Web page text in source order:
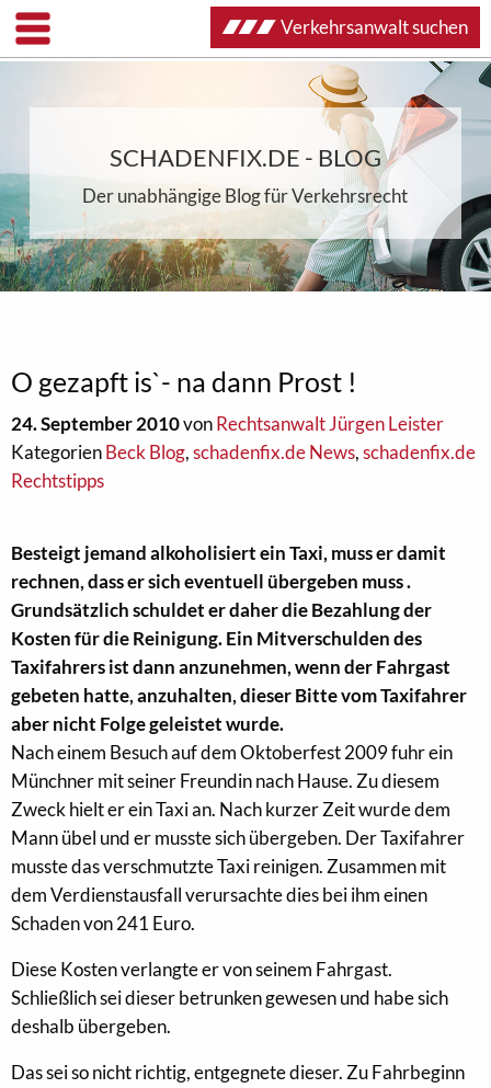
SCHADENFIX.DE - BLOG
Der unabhängige Blog für Verkehrsrecht
O gezapft is`- na dann Prost !
24. September 2010vonRechtsanwalt Jürgen Leister
KategorienBeck Blog,schadenfix.de News,schadenfix.de
Rechtstipps
Besteigt jemand alkoholisiert ein Taxi, muss er damit
rechnen, dass er sich eventuell übergeben muss .
Grundsätzlich schuldet er daher die Bezahlung der
Kosten für die Reinigung. Ein Mitverschulden des
Taxifahrers ist dann anzunehmen, wenn der Fahrgast
gebeten hatte, anzuhalten, dieser Bitte vom Taxifahrer
aber nicht Folge geleistet wurde.
Nach einem Besuch auf dem Oktoberfest 2009 fuhr ein
Münchner mit seiner Freundin nach Hause. Zu diesem
Zweck hielt er ein Taxi an. Nach kurzer Zeit wurde dem
Mann übel und er musste sich übergeben. Der Taxifahrer
musste das verschmutzte Taxi reinigen. Zusammen mit
dem Verdienstausfall verursachte dies bei ihm einen
Schaden von 241 Euro.
Diese Kosten verlangte er von seinem Fahrgast.
Schließlich sei dieser betrunken gewesen und habe sich
deshalb übergeben.
Das sei so nicht richtig, entgegnete dieser. Zu Fahrbeginn
Verkehrsanwalt suchen